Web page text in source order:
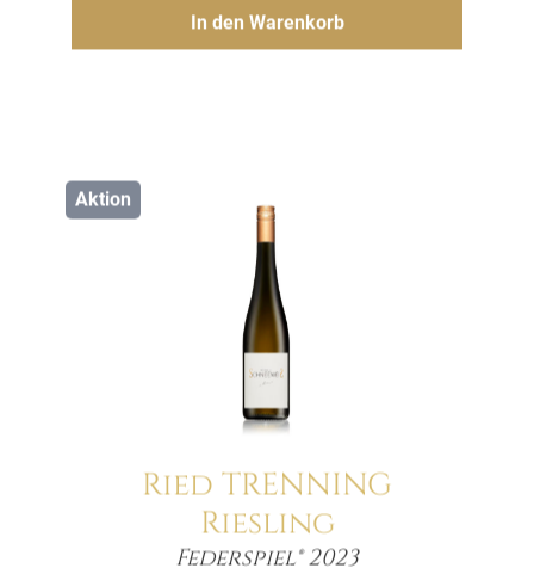
In den Warenkorb
Hinzufügen
Aktion
Ried TRENNING
Riesling
Federspiel® 2023
Menge